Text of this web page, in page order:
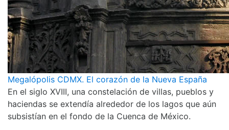
Megalópolis CDMX. El corazón de la Nueva España
En el siglo XVIII, una constelación de villas, pueblos y
haciendas se extendía alrededor de los lagos que aún
subsistían en el fondo de la Cuenca de México.